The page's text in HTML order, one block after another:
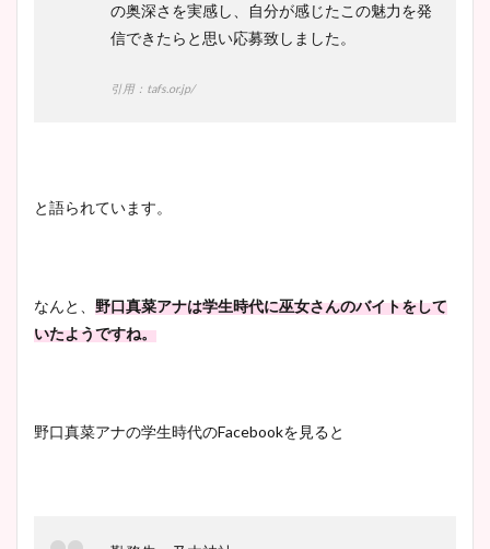
の奥深さを実感し、自分が感じたこの魅力を発
信できたらと思い応募致しました。
引用：tafs.or.jp/
と語られています。
なんと、 野口真菜アナは学生時代に巫女さんのバイトをして
いたようですね。
野口真菜アナの学生時代のFacebookを見ると